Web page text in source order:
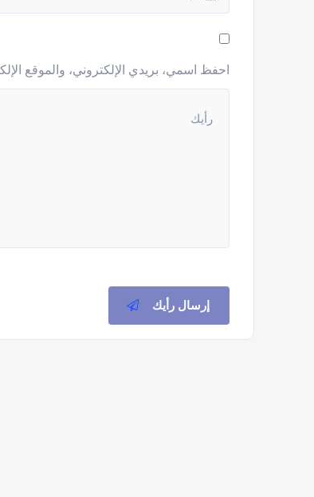
احفظ اسمي، بريدي الإلكتروني، والموقع
إرسال رأيك